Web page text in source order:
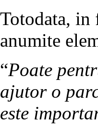
Totodata, in
anumite
“Poate
ajutor o
este